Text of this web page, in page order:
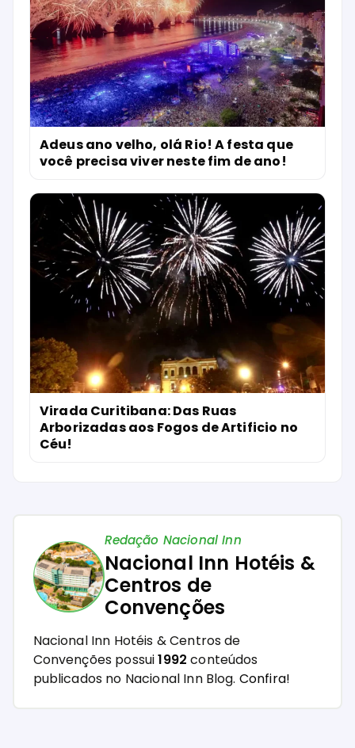
Adeus ano velho, olá Rio! A festa que
você precisa viver neste fim de ano!
Virada Curitibana: Das Ruas
Arborizadas aos Fogos de Artificio no
Céu!
Redação Nacional Inn
Nacional Inn Hotéis &
Centros de
Convenções
Nacional Inn Hotéis & Centros de
Convenções possui1992 conteúdos
publicados no Nacional Inn Blog. Confira!